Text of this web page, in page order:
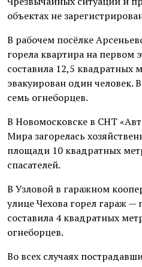
объектах не
В рабочем посёлке
горела квартира на первом
составила 12,5 квадратных
эвакуирован один человек.
семь огнеборцев.
В Новомосковске в СНТ
Мира загорелась
площади 10 квадратных
спасателей.
В Узловой в гаражном
улице Чехова горел гараж
составила 4 квадратных
огнеборцев.
Во всех случаях